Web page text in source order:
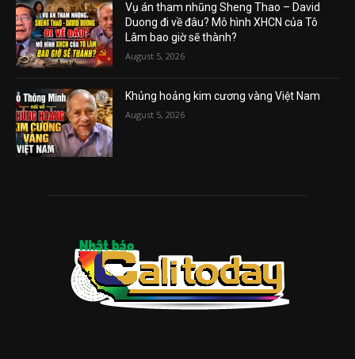
Vụ án tham nhũng Sheng Thao – David
Duong đi về đâu? Mô hình XHCN của Tô
Lâm bao giờ sẽ thành?
August 5, 2026
Khủng hoảng kim cương vàng Việt Nam
August 5, 2026